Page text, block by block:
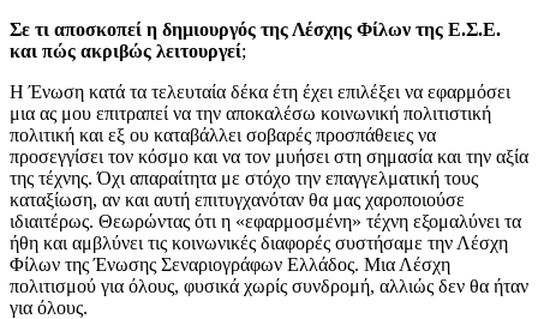
Σε τι αποσκοπεί η δημιουργός της Λέσχης Φίλων της Ε.Σ.Ε.
και πώς ακριβώς λειτουργεί;
Η Ένωση κατά τα τελευταία δέκα έτη έχει επιλέξει να εφαρμόσει
μια ας μου επιτραπεί να την αποκαλέσω κοινωνική πολιτιστική
πολιτική και εξ ου καταβάλλει σοβαρές προσπάθειες να
προσεγγίσει τον κόσμο και να τον μυήσει στη σημασία και την αξία
της τέχνης. Όχι απαραίτητα με στόχο την επαγγελματική τους
καταξίωση, αν και αυτή επιτυγχανόταν θα μας χαροποιούσε
ιδιαιτέρως. Θεωρώντας ότι η «εφαρμοσμένη» τέχνη εξομαλύνει τα
ήθη και αμβλύνει τις κοινωνικές διαφορές συστήσαμε την Λέσχη
Φίλων της Ένωσης Σεναριογράφων Ελλάδος. Μια Λέσχη
πολιτισμού για όλους, φυσικά χωρίς συνδρομή, αλλιώς δεν θα ήταν
για όλους.